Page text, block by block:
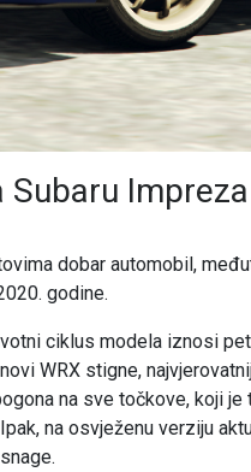
Subaru
dobar automobil,
godine.
ciklus modela iznosi
WRX stigne,
na sve točkove, koji je
na osvježenu verziju